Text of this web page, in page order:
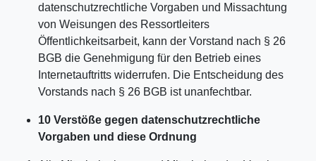
datenschutzrechtliche Vorgaben und Missachtung
von Weisungen des Ressortleiters
Öffentlichkeitsarbeit, kann der Vorstand nach § 26
BGB die Genehmigung für den Betrieb eines
Internetauftritts widerrufen. Die Entscheidung des
Vorstands nach § 26 BGB ist unanfechtbar.
10 Verstöße gegen datenschutzrechtliche
Vorgaben und diese Ordnung